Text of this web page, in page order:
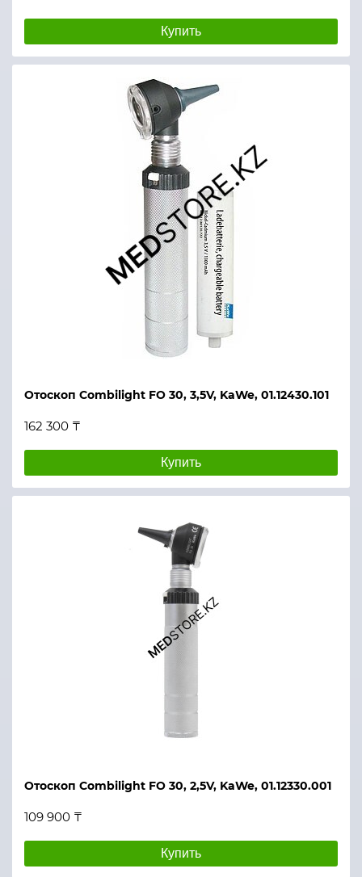
Купить
Отоскоп Combilight FO 30, 3,5V, KaWe, 01.12430.101
162 300 ₸
Купить
Отоскоп Combilight FO 30, 2,5V, KaWe, 01.12330.001
109 900 ₸
Купить